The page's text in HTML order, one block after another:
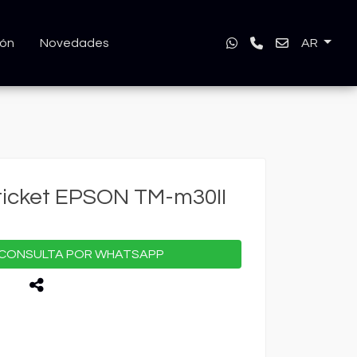
Novedades AR
EPSON TM-m30II
POR WHATSAPP